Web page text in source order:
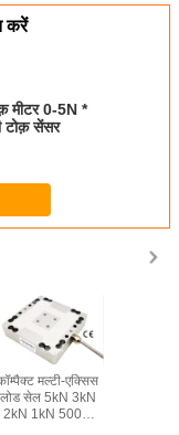
करें
मीटर 0-5N *
टोक़ सेंसर
मल्टी-एक्सिस
लोड सेल 5kN 3kN
2kN 1kN 500N